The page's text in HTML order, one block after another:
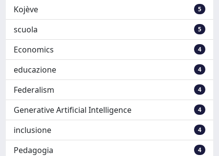
Kojève 5
scuola 5
Economics 4
educazione 4
Federalism 4
Generative Artificial Intelligence 4
inclusione 4
Pedagogia 4